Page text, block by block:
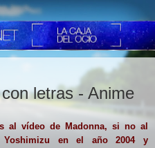
letras - Anime
al vídeo de Madonna, si no al
Yoshimizu en el año 2004 y